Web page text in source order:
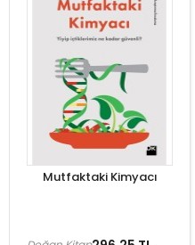
Mutfaktaki Kimyacı